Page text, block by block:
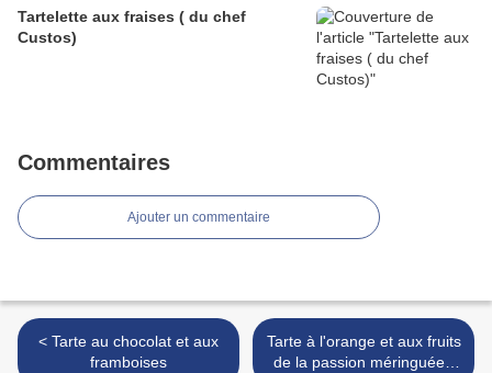
Tartelette aux fraises ( du chef
Custos)
Commentaires
Ajouter un commentaire
< Tarte au chocolat et aux
framboises
Tarte à l'orange et aux fruits
de la passion méringuée (